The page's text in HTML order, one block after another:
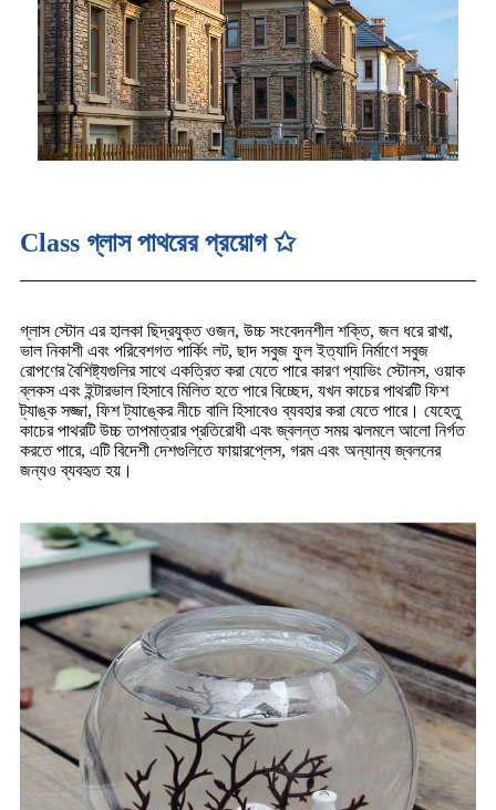
Class গ্লাস পাথরের প্রয়োগ ✩
গ্লাস স্টোন এর হালকা ছিদ্রযুক্ত ওজন, উচ্চ সংবেদনশীল শক্তি, জল ধরে রাখা,
ভাল নিকাশী এবং পরিবেশগত পার্কিং লট, ছাদ সবুজ ফুল ইত্যাদি নির্মাণে সবুজ
রোপণের বৈশিষ্ট্যগুলির সাথে একত্রিত করা যেতে পারে কারণ প্যাভিং স্টোনস, ওয়াক
ব্লকস এবং ইন্টারভাল হিসাবে মিলিত হতে পারে বিচ্ছেদ, যখন কাচের পাথরটি ফিশ
ট্যাঙ্ক সজ্জা, ফিশ ট্যাঙ্কের নীচে বালি হিসাবেও ব্যবহার করা যেতে পারে। যেহেতু
কাচের পাথরটি উচ্চ তাপমাত্রার প্রতিরোধী এবং জ্বলন্ত সময় ঝলমলে আলো নির্গত
করতে পারে, এটি বিদেশী দেশগুলিতে ফায়ারপ্লেস, গরম এবং অন্যান্য জ্বলনের
জন্যও ব্যবহৃত হয়।